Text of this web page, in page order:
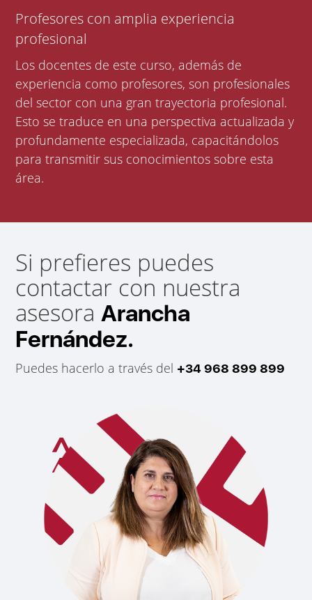
Profesores con amplia experiencia
profesional
Los docentes de este curso, además de
experiencia como profesores, son profesionales
del sector con una gran trayectoria profesional.
Esto se traduce en una perspectiva actualizada y
profundamente especializada, capacitándolos
para transmitir sus conocimientos sobre esta
área.
Si prefieres puedes
contactar con nuestra
asesoraArancha
Fernández.
Puedes hacerlo a través del +34 968 899 899